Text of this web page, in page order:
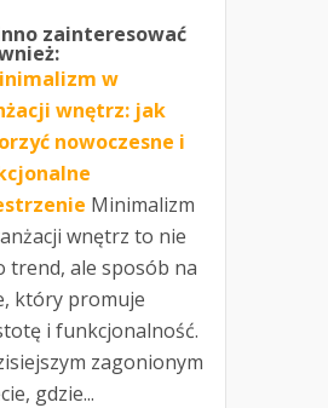
zainteresować
w
wnętrz: jak
nowoczesne i
Minimalizm
wnętrz to nie
trend, ale sposób na
który promuje
i funkcjonalność.
zagonionym
gdzie...